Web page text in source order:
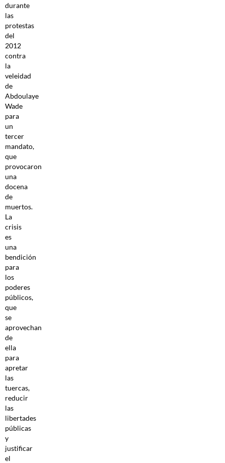
durante
las
protestas
del
2012
contra
la
veleidad
de
Abdoulaye
Wade
para
un
tercer
mandato,
que
provocaron
una
docena
de
muertos.
La
crisis
es
una
bendición
para
los
poderes
públicos,
que
se
aprovechan
de
ella
para
apretar
las
tuercas,
reducir
las
libertades
públicas
y
justificar
el